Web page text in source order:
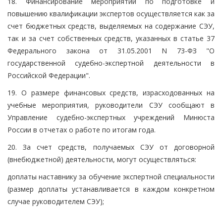
повышению квалификации экспертов осуществляется как за
счет бюджетных средств, выделяемых на содержание СЭУ,
так и за счет собственных средств, указанных в статье 37
Федерального закона от 31.05.2001 N 73-ФЗ "О
государственной судебно-экспертной деятельности в
Российской Федерации".
19. О размере финансовых средств, израсходованных на
учебные мероприятия, руководители СЭУ сообщают в
Управление судебно-экспертных учреждений Минюста
России в отчетах о работе по итогам года.
20. За счет средств, получаемых СЭУ от договорной
(внебюджетной) деятельности, могут осуществляться:
доплаты наставнику за обучение экспертной специальности
(размер доплаты устанавливается в каждом конкретном
случае руководителем СЭУ);